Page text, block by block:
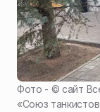
Фото - © сайт
«Союз